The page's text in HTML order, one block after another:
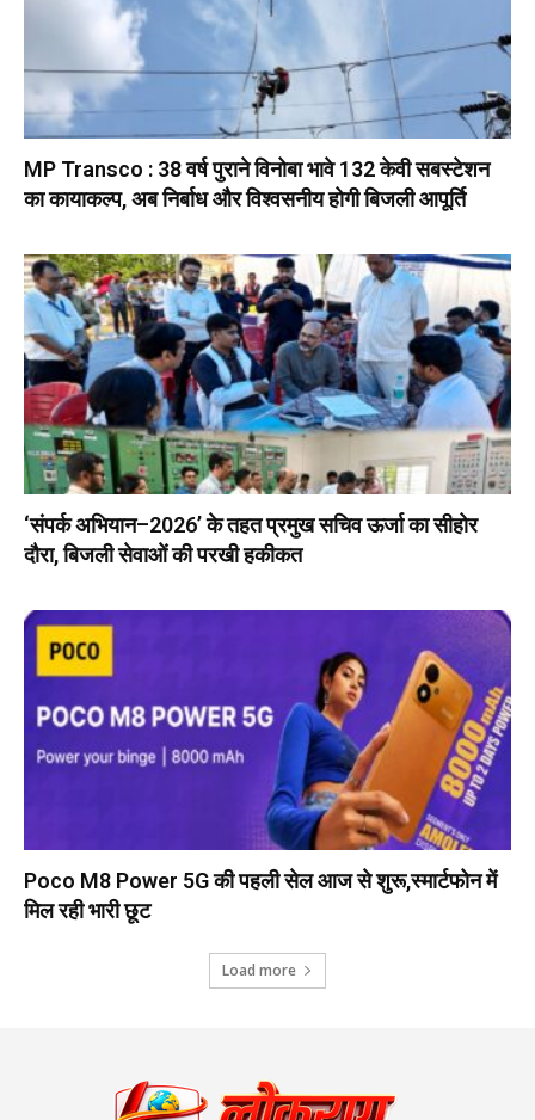
MP Transco : 38 वर्ष पुराने विनोबा भावे 132 केवी सबस्टेशन
का कायाकल्प, अब निर्बाध और विश्वसनीय होगी बिजली आपूर्ति
‘संपर्क अभियान–2026’ के तहत प्रमुख सचिव ऊर्जा का सीहोर
दौरा, बिजली सेवाओं की परखी हकीकत
Poco M8 Power 5G की पहली सेल आज से शुरू,स्मार्टफोन में
मिल रही भारी छूट
Load more